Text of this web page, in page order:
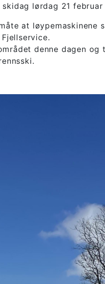
lørdag 21
at
denne dagen